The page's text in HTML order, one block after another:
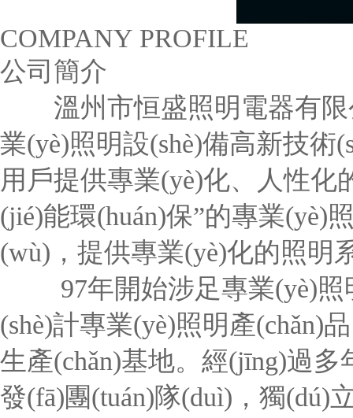
COMPANY PROFILE
公司簡介
溫州市恒盛照明電器有限
業(yè)照明設(shè)備高新技術
用戶提供專業(yè)化、人性化
(jié)能環(huán)保”的專業(yè)
(wù)，提供專業(yè)化的照明
97年開始涉足專業(yè)照明
(shè)計專業(yè)照明產(chǎn)
生產(chǎn)基地。經(jīng)過
發(fā)團(tuán)隊(duì)，獨(dú)